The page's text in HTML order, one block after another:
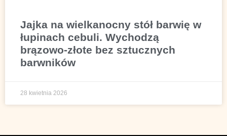
Jajka na wielkanocny stół barwię w
łupinach cebuli. Wychodzą
brązowo-złote bez sztucznych
barwników
28 kwietnia 2026